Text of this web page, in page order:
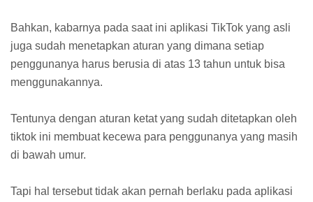
Bahkan, kabarnya pada saat ini aplikasi TikTok yang asli
juga sudah menetapkan aturan yang dimana setiap
penggunanya harus berusia di atas 13 tahun untuk bisa
menggunakannya.
Tentunya dengan aturan ketat yang sudah ditetapkan oleh
tiktok ini membuat kecewa para penggunanya yang masih
di bawah umur.
Tapi hal tersebut tidak akan pernah berlaku pada aplikasi